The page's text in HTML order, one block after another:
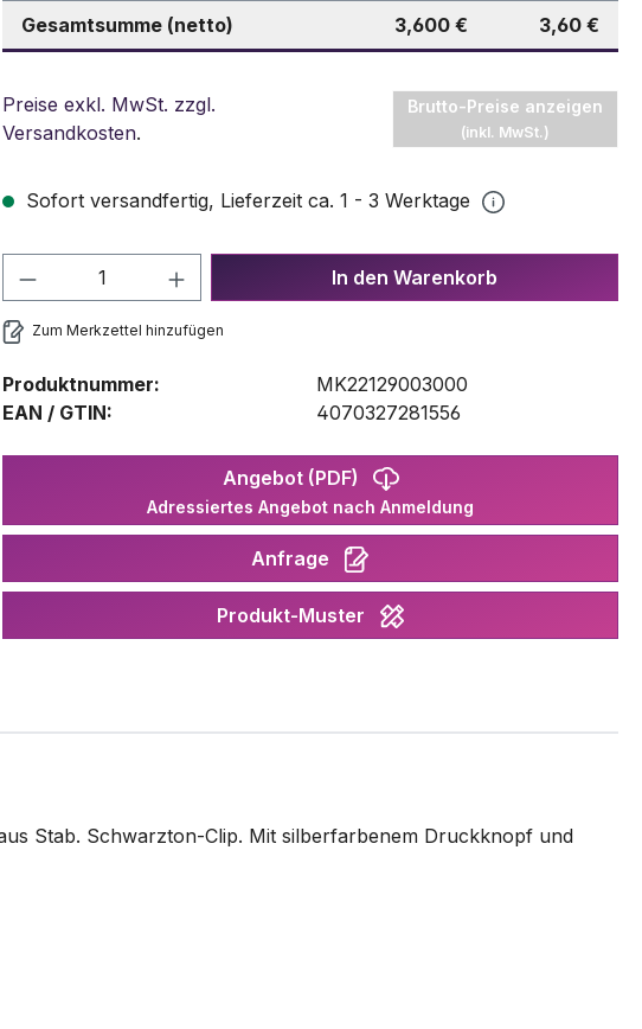
Gesamtsumme (netto) 3,600 € 3,60 €
Preise exkl. MwSt. zzgl.
Versandkosten.
Brutto-Preise anzeigen
(inkl. MwSt.)
Sofort versandfertig, Lieferzeit ca. 1 - 3 Werktage
Produkt Anzahl: Gib den gewünschten Wert
In den Warenkorb
Zum Merkzettel hinzufügen
Produktnummer:
MK22129003000
EAN / GTIN:
4070327281556
Angebot (PDF)
Adressiertes Angebot nach Anmeldung
Anfrage
Produkt-Muster
Stab. Schwarzton-Clip. Mit silberfarbenem Druckknopf und